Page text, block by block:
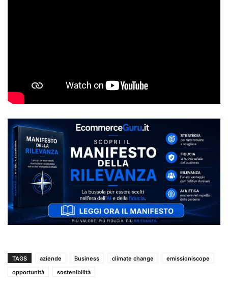
TAGS aziende Business climate change
emissioniscope
opportunità
sostenibilità